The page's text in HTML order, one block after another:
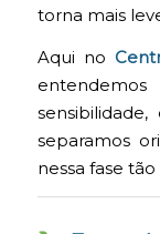
torna mais
Aqui no
separamos
nessa fase